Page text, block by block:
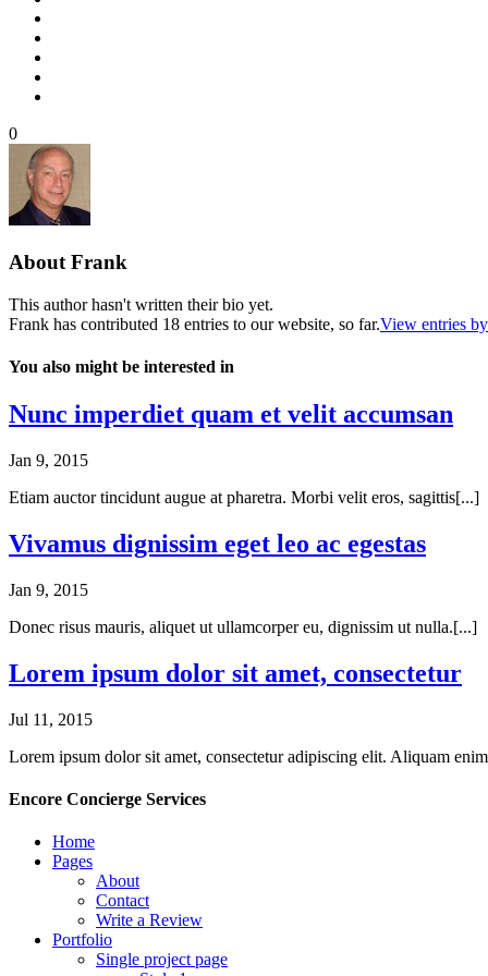
0
About Frank
This author hasn't written their bio yet.
Frank has contributed 18 entries to our website, so far.View entries
You also might be interested in
Nunc imperdiet quam et velit accumsan
Jan 9, 2015
Etiam auctor tincidunt augue at pharetra. Morbi velit eros, sagittis[...]
Vivamus dignissim eget leo ac egestas
Jan 9, 2015
Donec risus mauris, aliquet ut ullamcorper eu, dignissim ut nulla.[...]
Lorem ipsum dolor sit amet, consectetur
Jul 11, 2015
Lorem ipsum dolor sit amet, consectetur adipiscing elit. Aliquam
Encore Concierge Services
Home
Pages
About
Contact
Write a Review
Portfolio
Single project page